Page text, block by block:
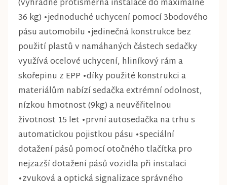
(výhradně protisměrná instalace do maximálně
36 kg) •jednoduché uchycení pomocí 3bodového
pásu automobilu •jedinečná konstrukce bez
použití plastů v namáhaných částech sedačky
využívá ocelové uchycení, hliníkový rám a
skořepinu z EPP •díky použité konstrukci a
materiálům nabízí sedačka extrémní odolnost,
nízkou hmotnost (9kg) a neuvěřitelnou
životnost 15 let •první autosedačka na trhu s
automatickou pojistkou pásu •speciální
dotažení pásů pomocí otočného tlačítka pro
nejzazší dotažení pásů vozidla při instalaci
•zvuková a optická signalizace správného